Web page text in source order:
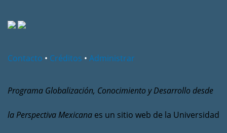
Contacto • Créditos • Administrar
Programa Globalización, Conocimiento y Desarrollo desde
la Perspectiva Mexicana es un sitio web de la Universidad